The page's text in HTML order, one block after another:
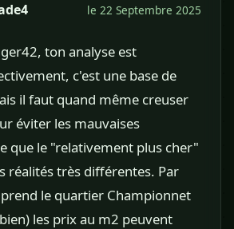
le 22 Septembre 2025
ton analyse est
c'est une base de
il faut quand même creuser
éviter les mauvaises
que le "relativement plus cher"
réalités très différentes. Par
le quartier Championnet
les prix au m2 peuvent